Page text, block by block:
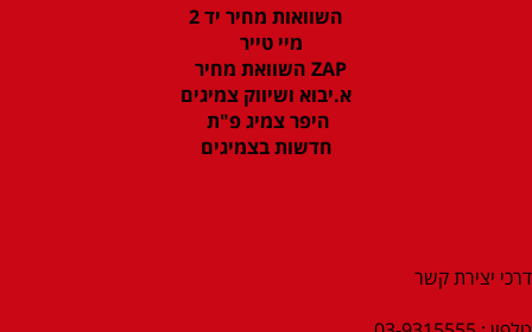
השוואות מחיר יד 2
מיי טייר
ZAP השוואת מחיר
א.יבוא ושיווק צמיגים
היפר צמיג פ"ת
חדשות בצמיגים
דרכי יצירת קשר